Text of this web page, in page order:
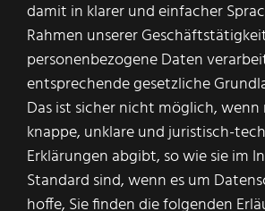
damit in klarer und einfacher
Rahmen unserer
personenbezogene Daten
entsprechende gesetzliche
Das ist sicher nicht möglich,
knappe, unklare und juristisch-
Erklärungen abgibt, so wie sie im
Standard sind, wenn es um
hoffe, Sie finden die folgenden